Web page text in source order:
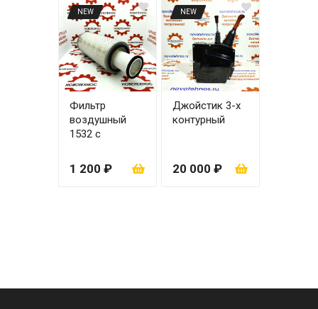
NEW
Фильтр
воздушный
1532 с
1 200 ₽
NEW
Джойстик 3-х
контурный
20 000 ₽